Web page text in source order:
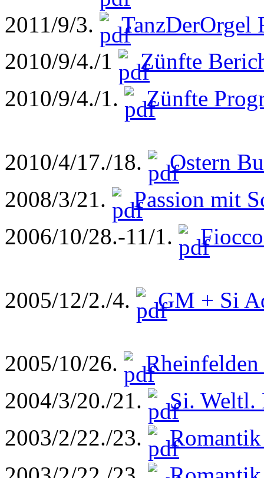
2011/9/3.
TanzDerOrgel
2010/9/4./1
Zünfte
2010/9/4./1.
Zünfte
2010/4/17./18.
Ostern
2008/3/21.
Passion mit
2006/10/28.-11/1.
2005/12/2./4. GM + Si
2005/10/26.
2004/3/20./21.
Si. Weltl.
2003/2/22./23.